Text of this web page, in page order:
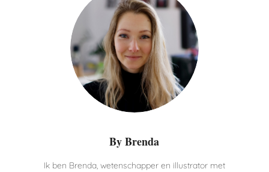
By Brenda
Ik ben Brenda, wetenschapper en illustrator met